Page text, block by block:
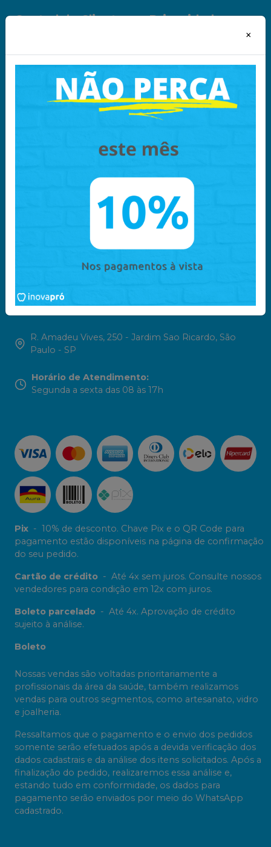
Central do Cliente
Política Comercial
Política Entrega e
Devoluções
Privacidade e
LGPD
WhatsApp
11 96340-6135
R. Amadeu Vives, 250 - Jardim Sao Ricardo, São
Paulo - SP
Horário de Atendimento:
Segunda a sexta das 08 às 17h
Pix - 10% de desconto. Chave Pix e o QR Code para
pagamento estão disponíveis na página de confirmação
do seu pedido.
Cartão de crédito - Até 4x sem juros. Consulte nossos
vendedores para condição em 12x com juros.
Boleto parcelado - Até 4x. Aprovação de crédito
sujeito à análise.
Boleto
Nossas vendas são voltadas prioritariamente a
profissionais da área da saúde, também realizamos
vendas para outros segmentos, como artesanato, vidro
e joalheria.
Ressaltamos que o pagamento e o envio dos pedidos
somente serão efetuados após a devida verificação dos
dados cadastrais e da análise dos itens solicitados. Após a
finalização do pedido, realizaremos essa análise e,
estando tudo em conformidade, os dados para
pagamento serão enviados por meio do WhatsApp
cadastrado.
×